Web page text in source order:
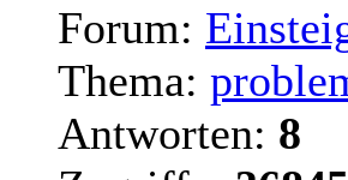
Forum:
Thema:
Antworten: 8